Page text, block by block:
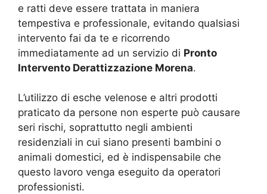
e ratti deve essere trattata in maniera
tempestiva e professionale, evitando qualsiasi
intervento fai da te e ricorrendo
immediatamente ad un servizio di Pronto
Intervento Derattizzazione Morena.
L’utilizzo di esche velenose e altri prodotti
praticato da persone non esperte può causare
seri rischi, soprattutto negli ambienti
residenziali in cui siano presenti bambini o
animali domestici, ed è indispensabile che
questo lavoro venga eseguito da operatori
professionisti.